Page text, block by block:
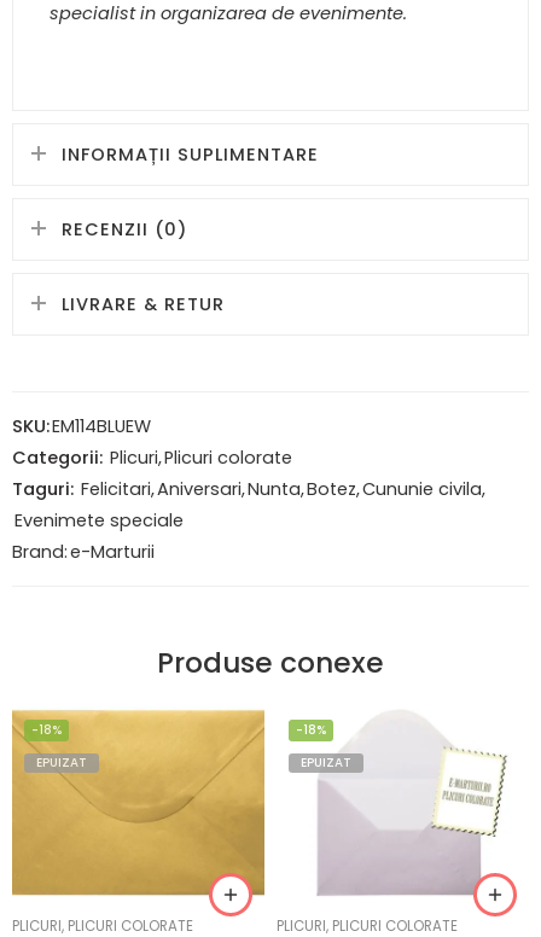
specialist in organizarea de evenimente.
INFORMAȚII SUPLIMENTARE
RECENZII (0)
LIVRARE & RETUR
SKU:EM114BLUEW
Categorii: Plicuri,Plicuri colorate
Taguri: Felicitari,Aniversari,Nunta,Botez,Cununie civila,
Evenimete speciale
Brand:e-Marturii
Produse conexe
-18%
EPUIZAT
PLICURI, PLICURI COLORATE
-18%
EPUIZAT
PLICURI, PLICURI COLORATE